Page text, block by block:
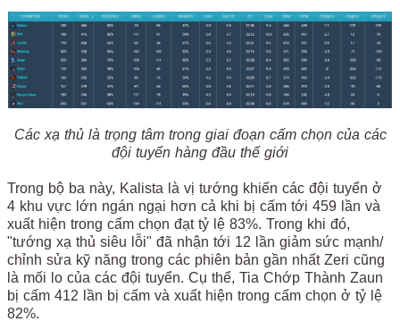
Các xạ thủ là trọng tâm trong giai đoạn cấm chọn của các
đội tuyển hàng đầu thế giới
Trong bộ ba này, Kalista là vị tướng khiến các đội tuyển ở
4 khu vực lớn ngán ngại hơn cả khi bị cấm tới 459 lần và
xuất hiện trong cấm chọn đạt tỷ lệ 83%. Trong khi đó,
"tướng xạ thủ siêu lỗi" đã nhận tới 12 lần giảm sức mạnh/
chỉnh sửa kỹ năng trong các phiên bản gần nhất Zeri cũng
là mối lo của các đội tuyển. Cụ thể, Tia Chớp Thành Zaun
bị cấm 412 lần bị cấm và xuất hiện trong cấm chọn ở tỷ lệ
82%.